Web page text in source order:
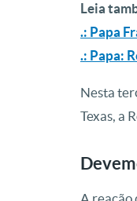
Leia
.: Papa
.: Papa:
Nesta
Texas, a